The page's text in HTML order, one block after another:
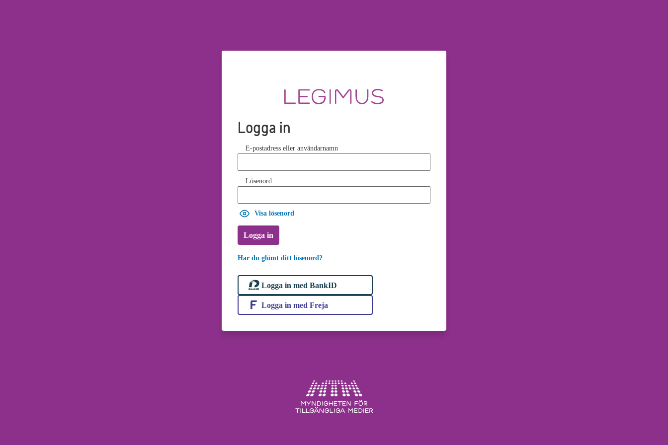
Logga in
E-postadress eller användarnamn
Lösenord
Visa lösenord
Logga in
Har du glömt ditt lösenord?
Logga in med BankID
Logga in med Freja